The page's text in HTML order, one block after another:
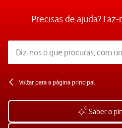
Precisas de ajuda?
Voltar para a página principal
Saber o